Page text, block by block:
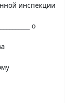
инспекции
о